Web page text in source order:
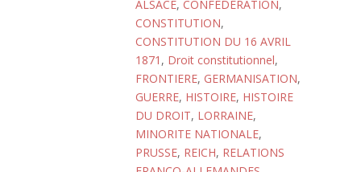
ALSACE, CONFEDERATION,
CONSTITUTION,
CONSTITUTION DU 16 AVRIL
1871 , Droit constitutionnel,
FRONTIERE, GERMANISATION,
GUERRE, HISTOIRE, HISTOIRE
DU DROIT, LORRAINE,
MINORITE NATIONALE,
PRUSSE, REICH, RELATIONS